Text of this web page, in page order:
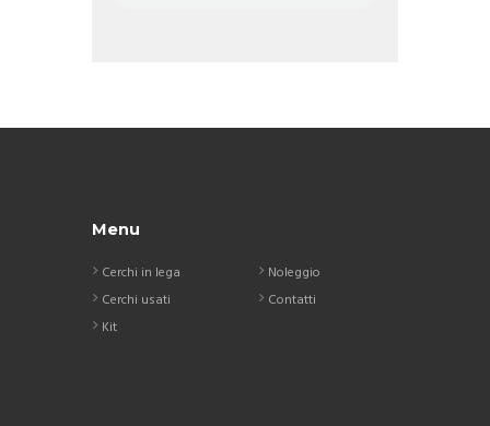
Menu
Cerchi in lega
Cerchi usati
Kit
Noleggio
Contatti